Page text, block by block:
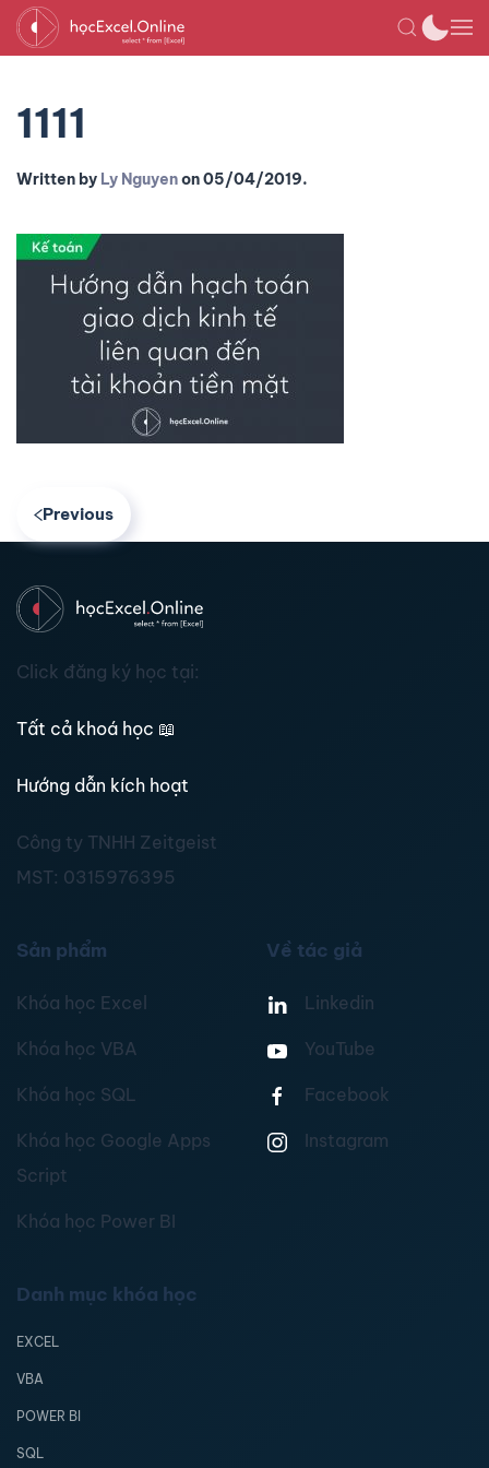
1111
Written by Ly Nguyenon05/04/2019.
Previous
Click đăng ký học tại:
Tất cả khoá học 📖
Hướng dẫn kích hoạt
Công ty TNHH Zeitgeist
MST: 0315976395
Sản phẩm
Khóa học Excel
Khóa học VBA
Khóa học SQL
Khóa học Google Apps
Script
Khóa học Power BI
Về tác giả
Linkedin
YouTube
Facebook
Instagram
Danh mục khóa học
EXCEL
VBA
POWER BI
SQL